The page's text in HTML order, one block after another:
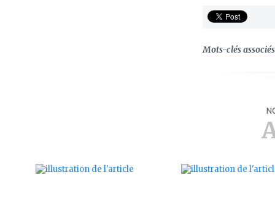
Mots-clés